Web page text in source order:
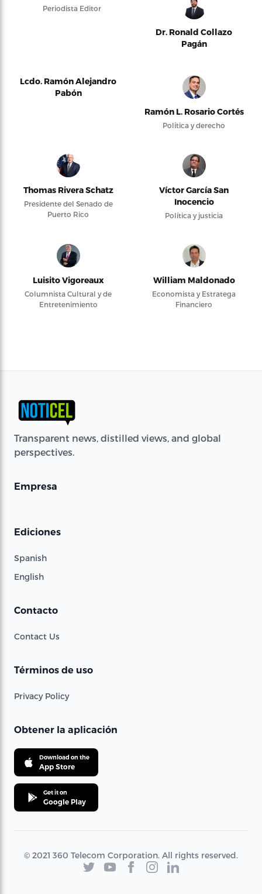
Periodista Editor
Dr. Ronald Collazo
Pagán
Lcdo. Ramón Alejandro
Pabón
Ramón L. Rosario Cortés
Política y derecho
Thomas Rivera Schatz
Presidente del Senado de
Puerto Rico
Víctor García San
Inocencio
Política y justicia
Luisito Vigoreaux
Columnista Cultural y de
Entretenimiento
William Maldonado
Economista y Estratega
Financiero
Transparent news, distilled views, and global
perspectives.
Empresa
Ediciones
Spanish
English
Contacto
Contact Us
Términos de uso
Privacy Policy
Obtener la aplicación
Download on the
App Store
Get it on
Google Play
© 2021 360 Telecom Corporation. All rights reserved.